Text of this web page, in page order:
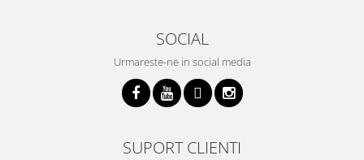
SOCIAL
Urmareste-ne in social media
SUPORT CLIENTI